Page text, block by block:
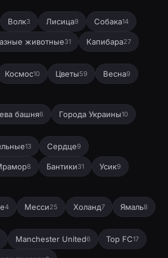
Волк3 Лисица9 Собака14
животные31 Капибара27
Космос10 Цветы59 Весна9
башня6 Города Украины10
13 Сердце9
8 Бантики31 Усик9
4 Месси25 Холанд7 Ямаль8
Manchester United6 Top FC17